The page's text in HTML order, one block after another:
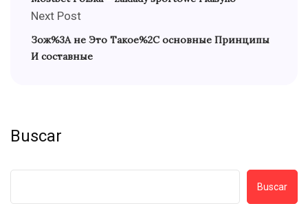
Next Post
Зож%3A не Это Такое%2C основные Принципы
И составные
Buscar
Buscar